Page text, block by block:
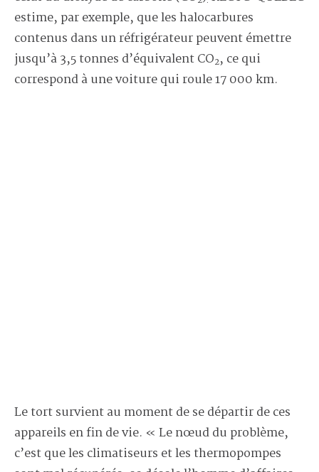
estime, par exemple, que les halocarbures
contenus dans un réfrigérateur peuvent émettre
jusqu’à 3,5 tonnes d’équivalent CO2, ce qui
correspond à une voiture qui roule 17 000 km.
Le tort survient au moment de se départir de ces
appareils en fin de vie. « Le nœud du problème,
c’est que les climatiseurs et les thermopompes